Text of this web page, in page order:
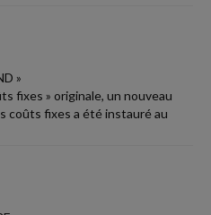
»
fixes » originale, un nouveau
coûts fixes a été instauré au